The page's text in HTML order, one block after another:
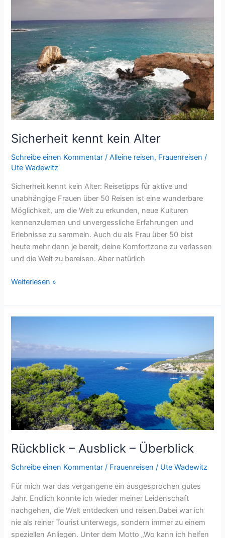
Sicherheit kennt kein Alter
Schreibe einen Kommentar /Alleine reisen, Frauenreisen /
Ute Wadewitz
Sicherheit kennt kein Alter: Reisetipps für aktive und
unabhängige Frauen über 50 Reisen ist eine wunderbare
Möglichkeit, um die Welt zu erkunden, neue Kulturen
kennenzulernen und unvergessliche Erfahrungen und
Erlebnisse zu sammeln. Auch du als Frau über 50 bist
heute mehr denn je bereit, deine Komfortzone zu verlassen
und die Welt zu bereisen. Aber natürlich
Sicherheit
kein
Alter
Weiterlesen »
Rückblick – Ausblick – Überblick
Schreibe einen Kommentar / Frauenreisen / Ute Wadewitz
Für mich war das vergangene ein ausgesprochen gutes
Jahr. Endlich konnte ich wieder meiner Leidenschaft
nachgehen, die Welt entdecken und reisen.Dabei war ich
nie als reiner Tourist unterwegs, sondern immer zu einem
speziellen Anliegen. Unter dem Motto „Wo kann ich helfen